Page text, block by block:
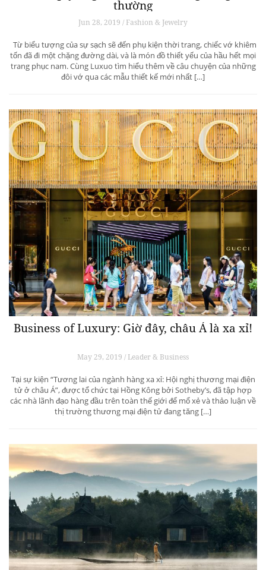
thường
Jun 28, 2019 / Fashion & Jewelry
Từ biểu tượng của sự sạch sẽ đến phụ kiện thời trang, chiếc vớ khiêm
tốn đã đi một chặng đường dài, và là món đồ thiết yếu của hầu hết mọi
trang phục nam. Cùng Luxuo tìm hiểu thêm về câu chuyện của những
đôi vớ qua các mẫu thiết kế mới nhất […]
Business of Luxury: Giờ đây, châu Á là xa xỉ!
May 29, 2019 / Leader & Business
Tại sự kiện “Tương lai của ngành hàng xa xỉ: Hội nghị thương mại điện
tử ở châu Á”, được tổ chức tại Hồng Kông bởi Sotheby’s, đã tập hợp
các nhà lãnh đạo hàng đầu trên toàn thế giới để mổ xẻ và thảo luận về
thị trường thương mại điện tử đang tăng […]